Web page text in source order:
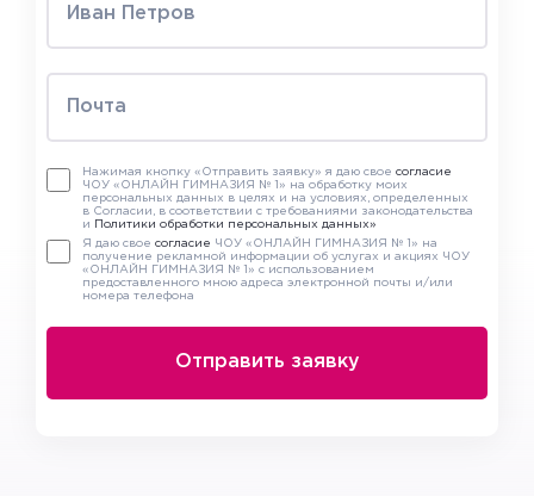
Нажимая кнопку «Отправить заявку» я даю свое согласие
ЧОУ «ОНЛАЙН ГИМНАЗИЯ № 1» на обработку моих
персональных данных в целях и на условиях, определенных
в Согласии, в соответствии с требованиями законодательства
и
Политики обработки персональных данных»
Я даю свое согласие ЧОУ «ОНЛАЙН ГИМНАЗИЯ № 1» на
получение рекламной информации об услугах и акциях ЧОУ
«ОНЛАЙН ГИМНАЗИЯ № 1» с использованием
предоставленного мною адреса электронной почты и/или
номера телефона